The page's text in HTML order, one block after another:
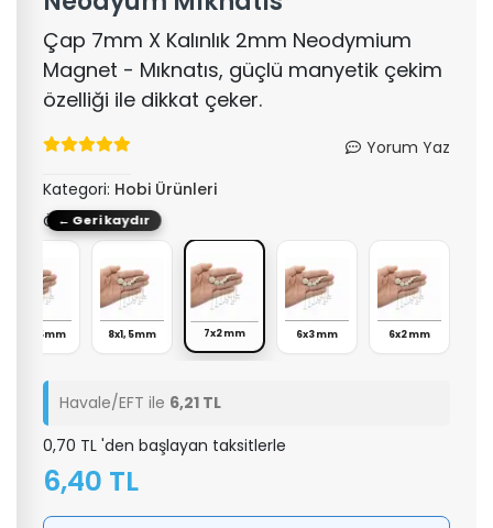
Çap 7mm X Kalınlık 2mm Neodymium
Magnet - Mıknatıs, güçlü manyetik çekim
özelliği ile dikkat çeker.
Yorum Yaz
Kategori: Hobi Ürünleri
Ölçü: 7x2mm
10x1,5mm 8x1,5mm 7x2mm 6x3mm 6x2mm
← Geri kaydır
Havale/EFT ile 6,21 TL
0,70 TL 'den başlayan taksitlerle
6,40 TL